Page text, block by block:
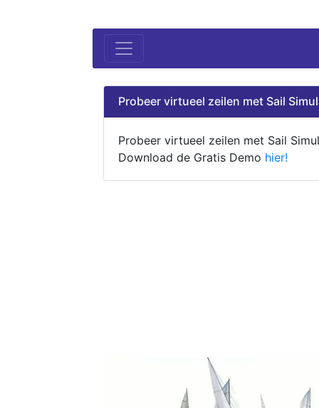
Probeer virtueel zeilen met Sail
Probeer virtueel zeilen met Sail
Download de Gratis Demo hier!